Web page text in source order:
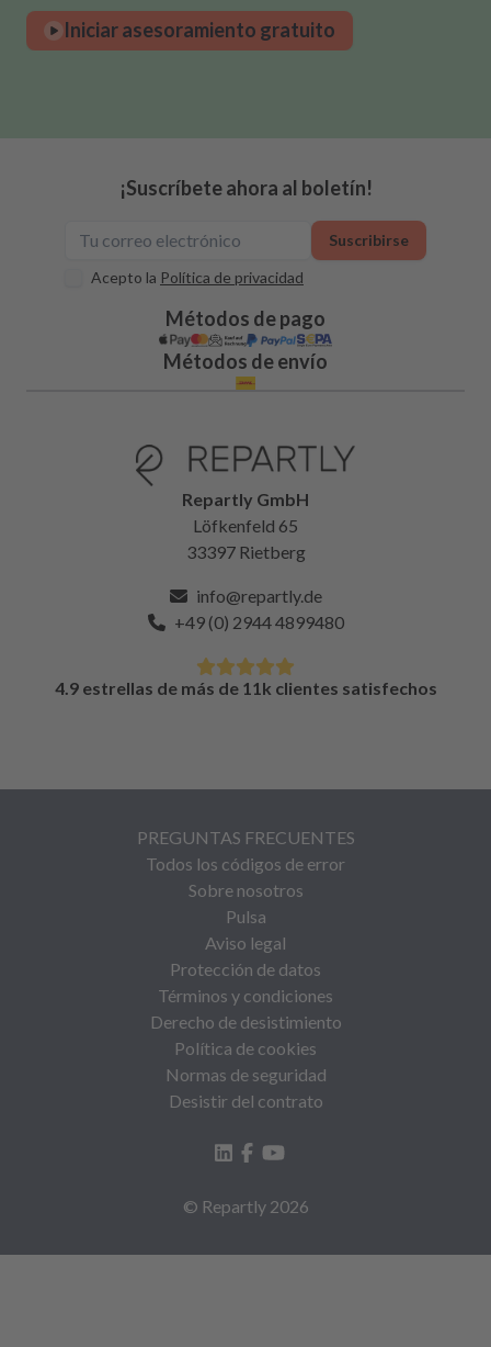
Iniciar asesoramiento gratuito
¡Suscríbete ahora al boletín!
Acepto la Política de privacidad
Suscribirse
Métodos de pago
Métodos de envío
Repartly GmbH
Löfkenfeld 65
33397 Rietberg
info@repartly.de
+49 (0) 2944 4899480
4.9 estrellas de más de 11k clientes satisfechos
PREGUNTAS FRECUENTES
Todos los códigos de error
Sobre nosotros
Pulsa
Aviso legal
Protección de datos
Términos y condiciones
Derecho de desistimiento
Política de cookies
Normas de seguridad
Desistir del contrato
© Repartly 2026